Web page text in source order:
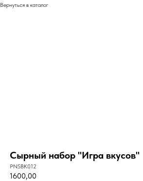
Вернуться в каталог
Сырный набор "Игра вкусов"
PNSBK012
1600,00